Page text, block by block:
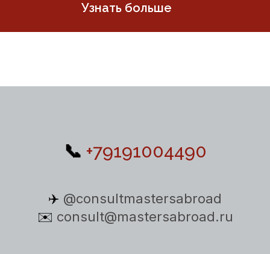
Узнать больше
📞 +79191004490
✈️ @consultmastersabroad
✉️ consult@mastersabroad.ru